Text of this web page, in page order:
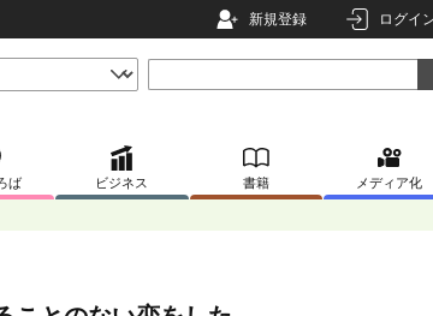
新規登録 ログイ
ば ビジネス 書籍 メディア化